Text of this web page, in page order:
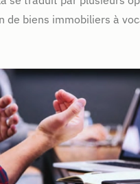
de biens immobiliers à